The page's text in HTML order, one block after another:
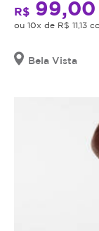
R$ 99,00
ou 10x de R$ 11,13
Bela Vista